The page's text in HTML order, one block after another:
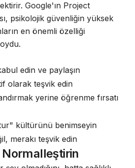
Google'ın Project
, psikolojik güvenliğin yüksek
en önemli özelliği
edin ve paylaşın
olarak teşvik edin
yerine öğrenme fırsatı
kültürünü benimseyin
merakı teşvik edin
Normalleştirin